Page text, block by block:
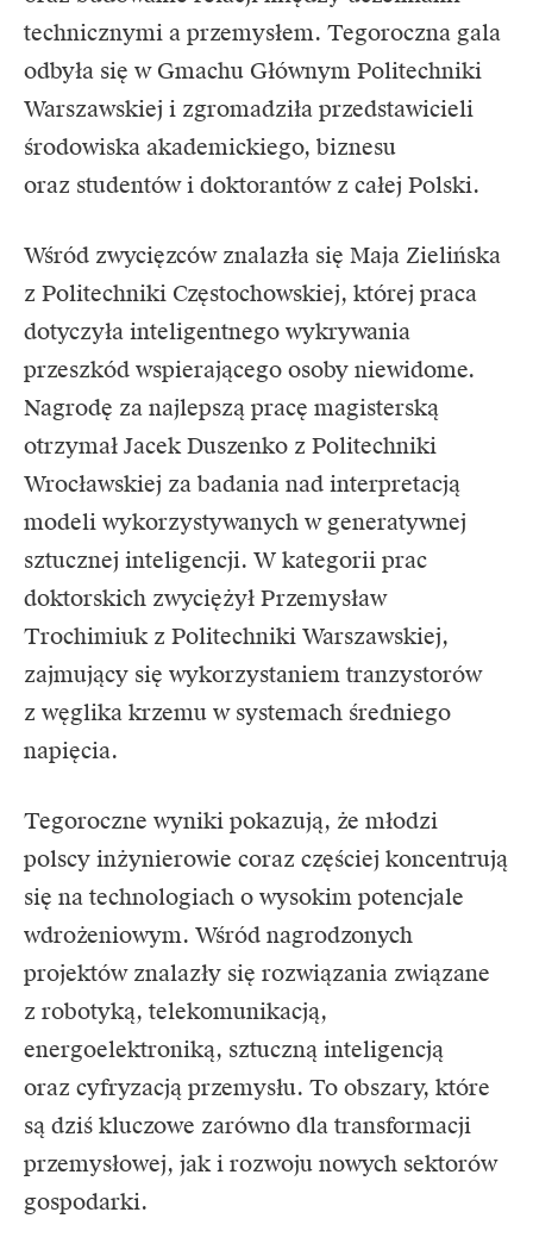
technicznymi a przemysłem. Tegoroczna gala
odbyła się w Gmachu Głównym Politechniki
Warszawskiej i zgromadziła przedstawicieli
środowiska akademickiego, biznesu
oraz studentów i doktorantów z całej Polski.
Wśród zwycięzców znalazła się Maja Zielińska
z Politechniki Częstochowskiej, której praca
dotyczyła inteligentnego wykrywania
przeszkód wspierającego osoby niewidome.
Nagrodę za najlepszą pracę magisterską
otrzymał Jacek Duszenko z Politechniki
Wrocławskiej za badania nad interpretacją
modeli wykorzystywanych w generatywnej
sztucznej inteligencji. W kategorii prac
doktorskich zwyciężył Przemysław
Trochimiuk z Politechniki Warszawskiej,
zajmujący się wykorzystaniem tranzystorów
z węglika krzemu w systemach średniego
napięcia.
Tegoroczne wyniki pokazują, że młodzi
polscy inżynierowie coraz częściej koncentrują
się na technologiach o wysokim potencjale
wdrożeniowym. Wśród nagrodzonych
projektów znalazły się rozwiązania związane
z robotyką, telekomunikacją,
energoelektroniką, sztuczną inteligencją
oraz cyfryzacją przemysłu. To obszary, które
są dziś kluczowe zarówno dla transformacji
przemysłowej, jak i rozwoju nowych sektorów
gospodarki.